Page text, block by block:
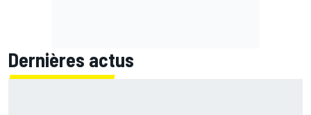
Dernières actus